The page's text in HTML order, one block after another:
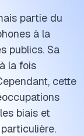
partie du
à la
publics. Sa
la fois
cette
biais et